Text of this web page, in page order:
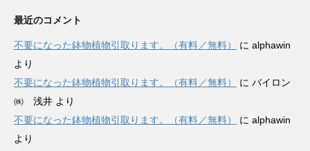
最近のコメント
不要になった鉢物植物引取ります。（有料／無料） に alphawin
より
不要になった鉢物植物引取ります。（有料／無料）
に バイロン
㈱ 浅井 より
不要になった鉢物植物引取ります。（有料／無料）
に alphawin
より